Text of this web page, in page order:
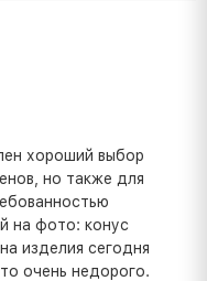
хороший выбор
но также для
на фото: конус
изделия сегодня
очень недорого.